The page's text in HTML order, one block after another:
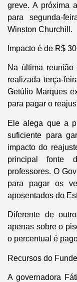
greve. A próxima
para segunda-
Winston Churchill.
Impacto é de R$
Na última
realizada terça-
Getúlio Marques
para pagar o
Ele alega que a
suficiente para
impacto do
principal fonte
professores. O
para pagar os
aposentados do
Diferente de
apenas sobre o
o percentual é
Recursos do
A governadora